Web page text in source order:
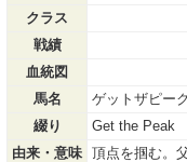
クラス
戦績
血統図
馬名
ゲットザピーク
綴り
Get the Peak
由来・意味
頂点を掴む。